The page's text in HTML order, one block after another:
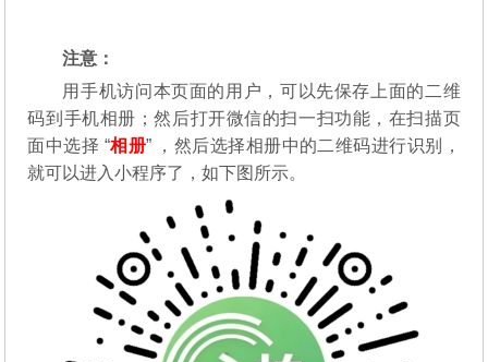
注意：
用手机访问本页面的用户，可以先保存上面的二维
码到手机相册；然后打开微信的扫一扫功能，在扫描页
面中选择 “相册” ，然后选择相册中的二维码进行识别，
就可以进入小程序了，如下图所示。